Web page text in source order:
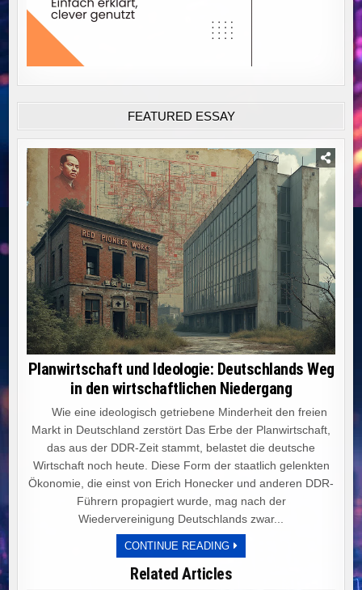
FEATURED ESSAY
Planwirtschaft und Ideologie: Deutschlands Weg
in den wirtschaftlichen Niedergang
Wie eine ideologisch getriebene Minderheit den freien
Markt in Deutschland zerstört Das Erbe der Planwirtschaft,
das aus der DDR-Zeit stammt, belastet die deutsche
Wirtschaft noch heute. Diese Form der staatlich gelenkten
Ökonomie, die einst von Erich Honecker und anderen DDR-
Führern propagiert wurde, mag nach der
Wiedervereinigung Deutschlands zwar...
CONTINUE READINGPLANWIRTSCHAFT
UND
DEUTSCHLANDS
Related Articles